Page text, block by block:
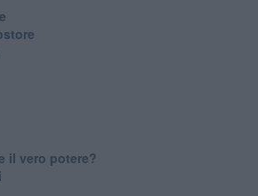
il vero potere?